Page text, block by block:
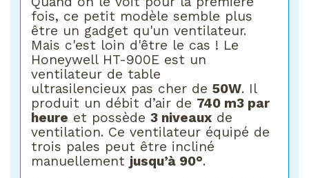
fois, ce petit modèle semble plus
être un gadget qu'un ventilateur.
Mais c'est loin d'être le cas ! Le
Honeywell HT-900E est un
ventilateur de table
ultrasilencieux pas cher de50W. Il
produit un débit d’air de 740 m3 par
heure et possède3 niveaux de
ventilation. Ce ventilateur équipé de
trois pales peut être incliné
manuellement jusqu’à 90°.